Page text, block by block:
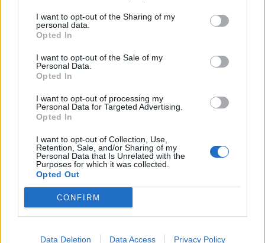
I want to opt-out of the Sharing of my
personal data.
Opted In
I want to opt-out of the Sale of my
Personal Data.
Opted In
I want to opt-out of processing my
Personal Data for Targeted Advertising.
Opted In
I want to opt-out of Collection, Use,
Retention, Sale, and/or Sharing of my
Personal Data that Is Unrelated with the
Purposes for which it was collected.
Opted Out
CONFIRM
Data Deletion Data Access Privacy Policy
betydligt värre följder.